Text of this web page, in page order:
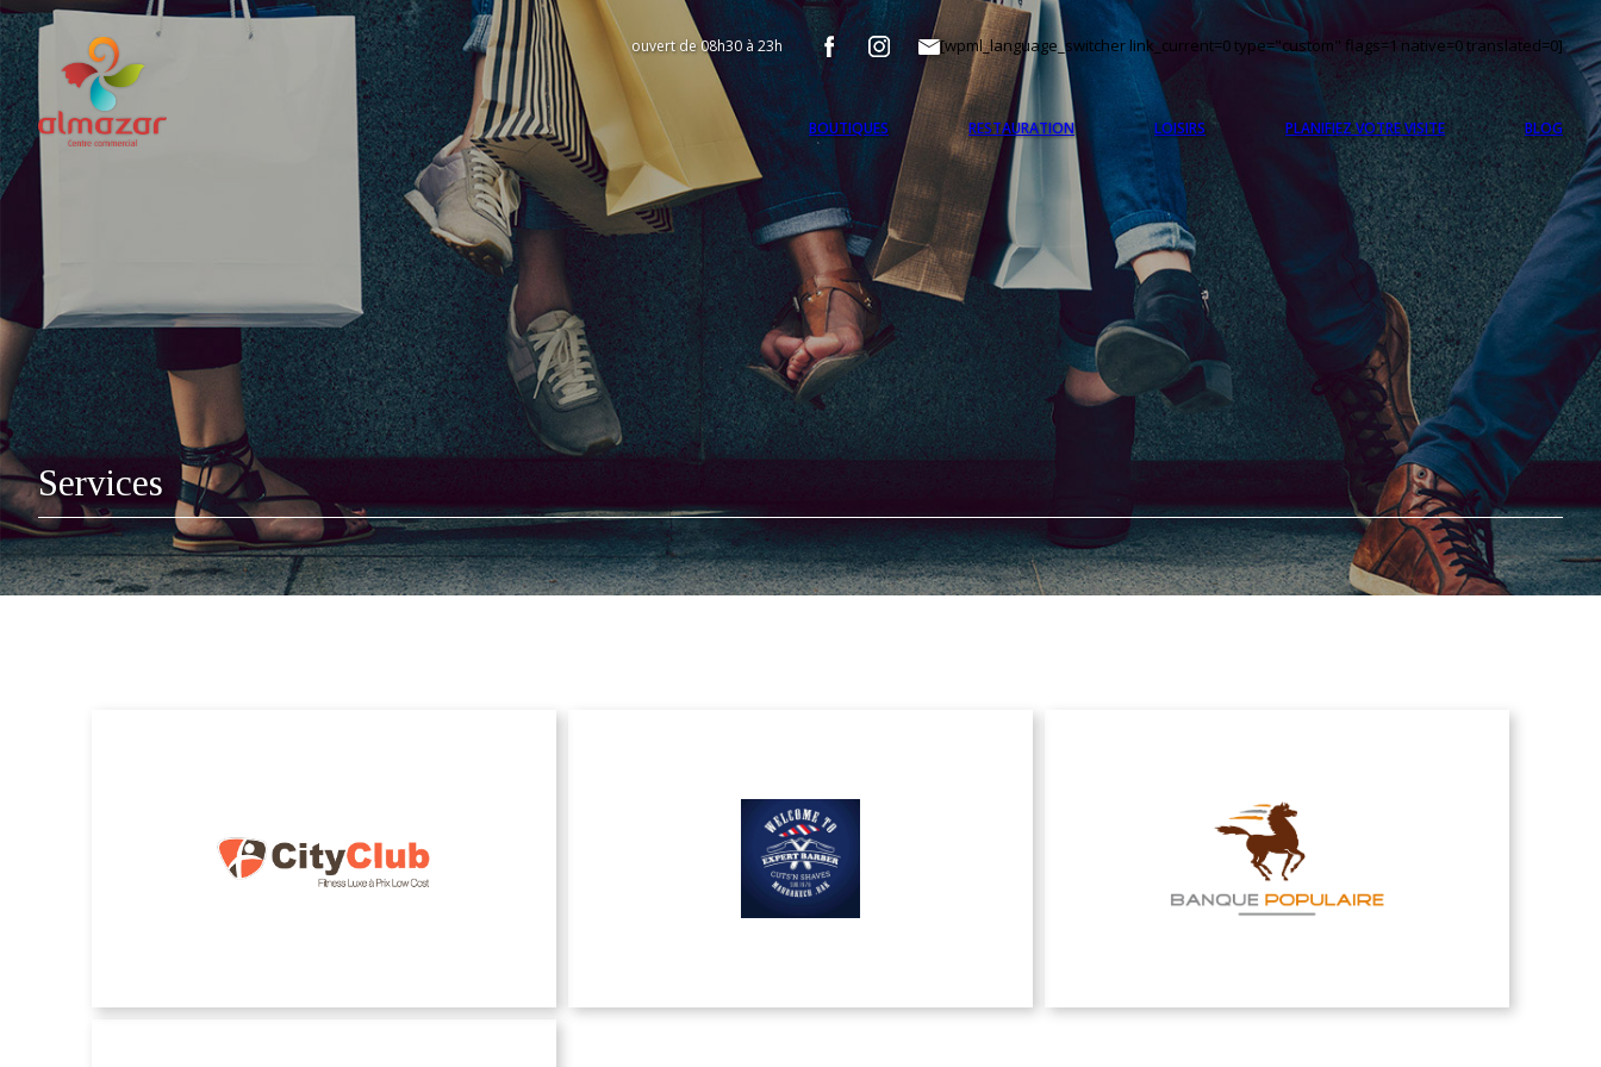
Services
City Club Expert Barber La Banque Populaire
ouvert de 08h30 à 23h [wpml_language_switcher link_current=0 type="custom" flags=1 native=0 translated=0]
BOUTIQUES RESTAURATION LOISIRS PLANIFIEZ VOTRE VISITE BLOG